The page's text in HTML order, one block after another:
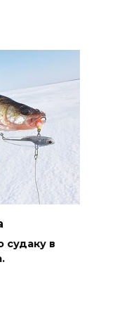
судаку в